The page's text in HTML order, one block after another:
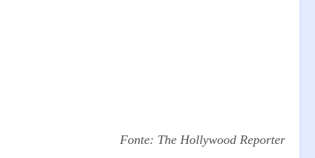
Fonte: The Hollywood Reporter